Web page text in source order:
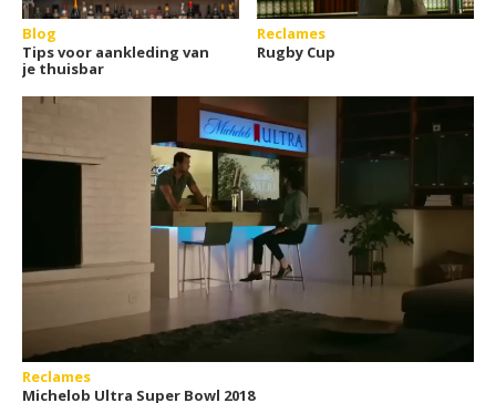
Blog
Tips voor aankleding van
je thuisbar
Reclames
Rugby Cup
Reclames
Michelob Ultra Super Bowl 2018